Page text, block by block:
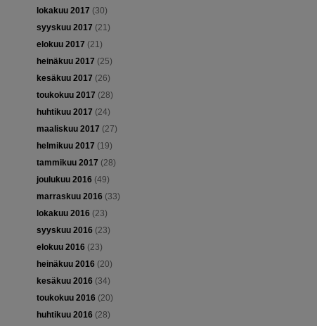
lokakuu 2017 (30)
syyskuu 2017 (21)
elokuu 2017 (21)
heinäkuu 2017 (25)
kesäkuu 2017 (26)
toukokuu 2017 (28)
huhtikuu 2017 (24)
maaliskuu 2017 (27)
helmikuu 2017 (19)
tammikuu 2017 (28)
joulukuu 2016 (49)
marraskuu 2016 (33)
lokakuu 2016 (23)
syyskuu 2016 (23)
elokuu 2016 (23)
heinäkuu 2016 (20)
kesäkuu 2016 (34)
toukokuu 2016 (20)
huhtikuu 2016 (28)